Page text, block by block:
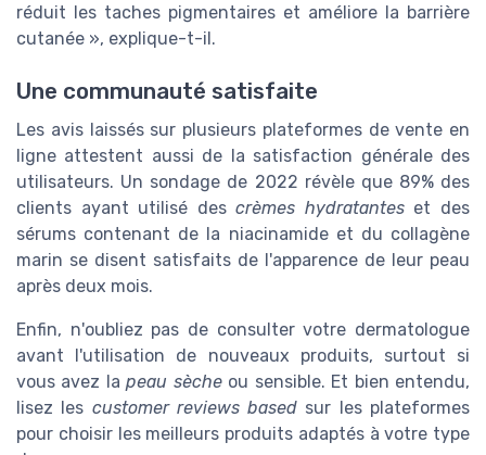
réduit les taches pigmentaires et améliore la barrière
cutanée », explique-t-il.
Une communauté satisfaite
Les avis laissés sur plusieurs plateformes de vente en
ligne attestent aussi de la satisfaction générale des
utilisateurs. Un sondage de 2022 révèle que 89% des
clients ayant utilisé descrèmes hydratanteset des
sérums contenant de la niacinamide et du collagène
marin se disent satisfaits de l'apparence de leur peau
après deux mois.
Enfin, n'oubliez pas de consulter votre dermatologue
avant l'utilisation de nouveaux produits, surtout si
vous avez lapeau sècheou sensible. Et bien entendu,
lisez les customer reviews based sur les plateformes
pour choisir les meilleurs produits adaptés à votre type